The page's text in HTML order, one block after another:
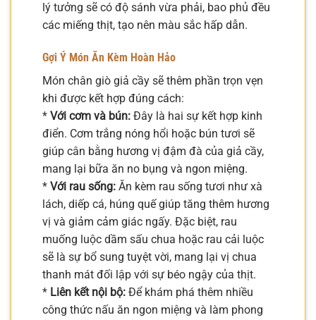
lý tưởng sẽ có độ sánh vừa phải, bao phủ đều
các miếng thịt, tạo nên màu sắc hấp dẫn.
Gợi Ý Món Ăn Kèm Hoàn Hảo
Món chân giò giả cầy sẽ thêm phần trọn vẹn
khi được kết hợp đúng cách:
* Với cơm và bún: Đây là hai sự kết hợp kinh
điển. Cơm trắng nóng hổi hoặc bún tươi sẽ
giúp cân bằng hương vị đậm đà của giả cầy,
mang lại bữa ăn no bụng và ngon miệng.
* Với rau sống: Ăn kèm rau sống tươi như xà
lách, diếp cá, húng quế giúp tăng thêm hương
vị và giảm cảm giác ngấy. Đặc biệt, rau
muống luộc dầm sấu chua hoặc rau cải luộc
sẽ là sự bổ sung tuyệt vời, mang lại vị chua
thanh mát đối lập với sự béo ngậy của thịt.
* Liên kết nội bộ: Để khám phá thêm nhiều
công thức nấu ăn ngon miệng và làm phong